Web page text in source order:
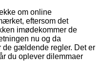
om online
eftersom det
imødekommer de
nu og da
de gældende regler. Det er
du oplever dilemmaer